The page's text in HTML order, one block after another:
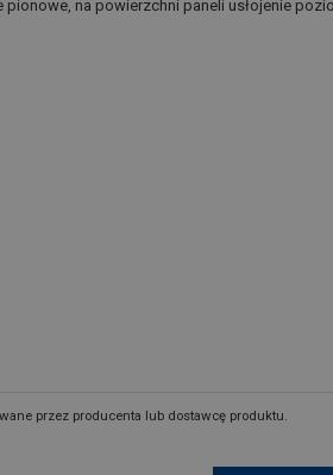
na powierzchni paneli usłojenie
przez producenta lub dostawcę produktu.